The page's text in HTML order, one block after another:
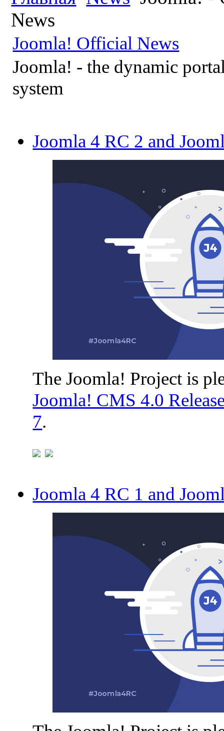
News
Joomla! Official News
Joomla! - the dynamic
system
Joomla 4 RC 2 and
The Joomla! Project is
Joomla! CMS 4.0
7.
Joomla 4 RC 1 and